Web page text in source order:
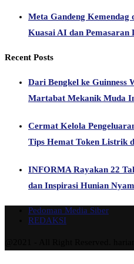
Meta Gandeng
Kuasai AI dan Pemasaran
Recent Posts
Dari Bengkel ke Guinness
Martabat Mekanik Muda
Cermat Kelola
Tips Hemat Token Listrik
INFORMA Rayakan 22
dan Inspirasi Hunian
Pedoman Media Siber
REDAKSI